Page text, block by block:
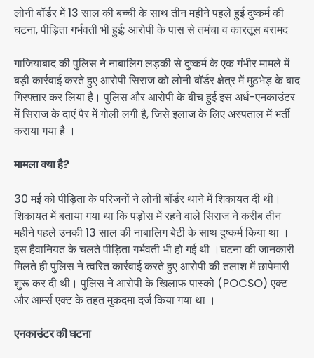
लोनी बॉर्डर में 13 साल की बच्ची के साथ तीन महीने पहले हुई दुष्कर्म की
घटना, पीड़िता गर्भवती भी हुई; आरोपी के पास से तमंचा व कारतूस बरामद
गाजियाबाद की पुलिस ने नाबालिग लड़की से दुष्कर्म के एक गंभीर मामले में
बड़ी कार्रवाई करते हुए आरोपी सिराज को लोनी बॉर्डर क्षेत्र में मुठभेड़ के बाद
गिरफ्तार कर लिया है। पुलिस और आरोपी के बीच हुई इस अर्ध-एनकाउंटर
में सिराज के दाएं पैर में गोली लगी है, जिसे इलाज के लिए अस्पताल में भर्ती
कराया गया है ।
मामला क्या है?
30 मई को पीड़िता के परिजनों ने लोनी बॉर्डर थाने में शिकायत दी थी।
शिकायत में बताया गया था कि पड़ोस में रहने वाले सिराज ने करीब तीन
महीने पहले उनकी 13 साल की नाबालिग बेटी के साथ दुष्कर्म किया था ।
इस हैवानियत के चलते पीड़िता गर्भवती भी हो गई थी ।घटना की जानकारी
मिलते ही पुलिस ने त्वरित कार्रवाई करते हुए आरोपी की तलाश में छापेमारी
शुरू कर दी थी। पुलिस ने आरोपी के खिलाफ पास्को (POCSO) एक्ट
और आर्म्स एक्ट के तहत मुकदमा दर्ज किया गया था ।
एनकाउंटर की घटना